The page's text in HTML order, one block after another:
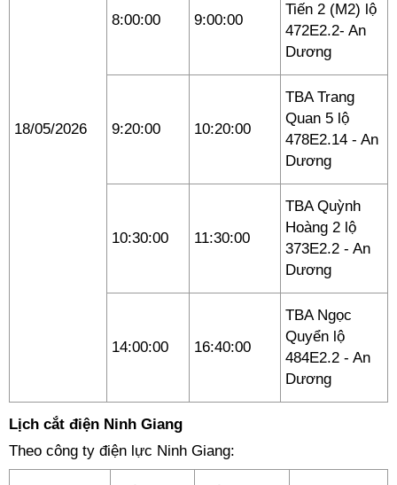
18/05/2026
8:00:00 9:00:00
Tiến 2 (M2) lộ
472E2.2- An
Dương
9:20:00 10:20:00
TBA Trang
Quan 5 lộ
478E2.14 - An
Dương
10:30:00 11:30:00
TBA Quỳnh
Hoàng 2 lộ
373E2.2 - An
Dương
14:00:00 16:40:00
TBA Ngọc
Quyển lộ
484E2.2 - An
Dương
Lịch cắt điện Ninh Giang
Theo công ty điện lực Ninh Giang: